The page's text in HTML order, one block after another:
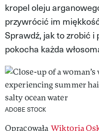
VIVA!PEOPLE POWER
VIVA!ITAKA
kropel oleju
przywrócić im
Sprawdź, jak to zrobić
pokocha każda
ADOBE STOCK
Opracowała Wiktoria